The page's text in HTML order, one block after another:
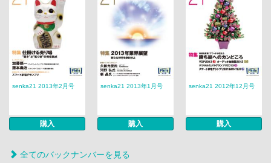
senka21 2013年2月号
購入
senka21 2013年1月号
購入
senka21 2012年12月号
購入
全てのバックナンバーを見る